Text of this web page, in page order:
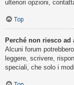
ulteriori opzioni,
Top
Perché non riesco ad
Alcuni forum
leggere, scrivere,
speciali, che solo i